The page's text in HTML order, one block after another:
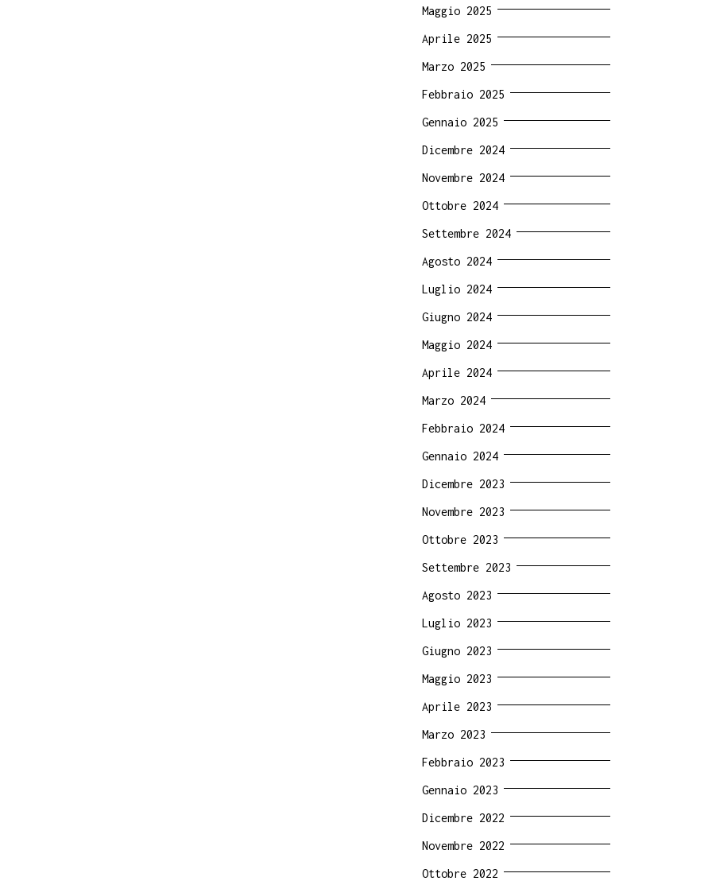
Maggio 2025
Aprile 2025
Marzo 2025
Febbraio 2025
Gennaio 2025
Dicembre 2024
Novembre 2024
Ottobre 2024
Settembre 2024
Agosto 2024
Luglio 2024
Giugno 2024
Maggio 2024
Aprile 2024
Marzo 2024
Febbraio 2024
Gennaio 2024
Dicembre 2023
Novembre 2023
Ottobre 2023
Settembre 2023
Agosto 2023
Luglio 2023
Giugno 2023
Maggio 2023
Aprile 2023
Marzo 2023
Febbraio 2023
Gennaio 2023
Dicembre 2022
Novembre 2022
Ottobre 2022